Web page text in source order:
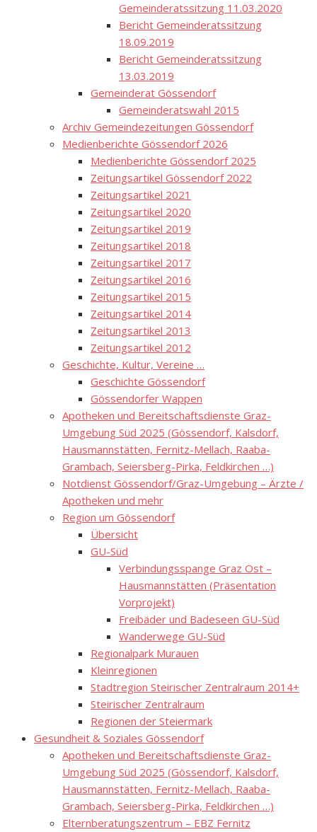
Gemeinderatssitzung 11.03.2020
Bericht Gemeinderatssitzung
18.09.2019
Bericht Gemeinderatssitzung
13.03.2019
Gemeinderat Gössendorf
Gemeinderatswahl 2015
Archiv Gemeindezeitungen Gössendorf
Medienberichte Gössendorf 2026
Medienberichte Gössendorf 2025
Zeitungsartikel Gössendorf 2022
Zeitungsartikel 2021
Zeitungsartikel 2020
Zeitungsartikel 2019
Zeitungsartikel 2018
Zeitungsartikel 2017
Zeitungsartikel 2016
Zeitungsartikel 2015
Zeitungsartikel 2014
Zeitungsartikel 2013
Zeitungsartikel 2012
Geschichte, Kultur, Vereine …
Geschichte Gössendorf
Gössendorfer Wappen
Apotheken und Bereitschaftsdienste Graz-
Umgebung Süd 2025 (Gössendorf, Kalsdorf,
Hausmannstätten, Fernitz-Mellach, Raaba-
Grambach, Seiersberg-Pirka, Feldkirchen …)
Notdienst Gössendorf/Graz-Umgebung – Ärzte /
Apotheken und mehr
Region um Gössendorf
Übersicht
GU-Süd
Verbindungsspange Graz Ost –
Hausmannstätten (Präsentation
Vorprojekt)
Freibäder und Badeseen GU-Süd
Wanderwege GU-Süd
Regionalpark Murauen
Kleinregionen
Stadtregion Steirischer Zentralraum 2014+
Steirischer Zentralraum
Regionen der Steiermark
Gesundheit & Soziales Gössendorf
Apotheken und Bereitschaftsdienste Graz-
Umgebung Süd 2025 (Gössendorf, Kalsdorf,
Hausmannstätten, Fernitz-Mellach, Raaba-
Grambach, Seiersberg-Pirka, Feldkirchen …)
Elternberatungszentrum – EBZ Fernitz